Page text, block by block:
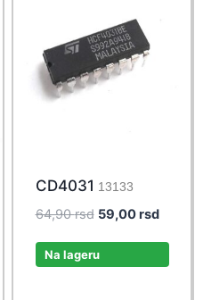
CD4031 13133
64,90rsd Original
was:
59,00rsdCurrent
Na lageru